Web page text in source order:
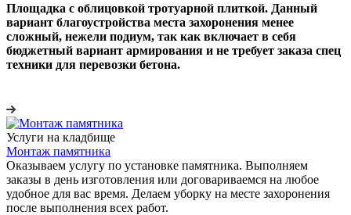
Площадка с облицовкой тротуарной плиткой. Данный
вариант благоустройства места захоронения менее
сложный, нежели подиум, так как включает в себя
бюджетный вариант армирования и не требует заказа спец
техники для перевозки бетона.
Услуги на кладбище
Монтаж памятника
Оказываем услугу по установке памятника. Выполняем
заказы в день изготовления или договариваемся на любое
удобное для вас время. Делаем уборку на месте захоронения
после выполнения всех работ.